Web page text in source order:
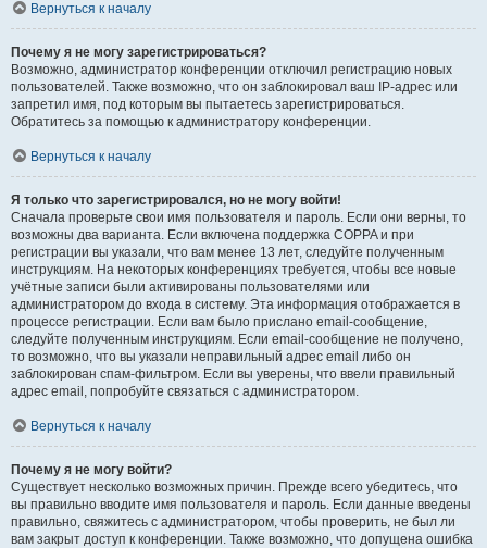
Вернуться к началу
Почему я не могу зарегистрироваться?
Возможно, администратор конференции отключил регистрацию новых
пользователей. Также возможно, что он заблокировал ваш IP-адрес или
запретил имя, под которым вы пытаетесь зарегистрироваться.
Обратитесь за помощью к администратору конференции.
Вернуться к началу
Я только что зарегистрировался, но не могу войти!
Сначала проверьте свои имя пользователя и пароль. Если они верны, то
возможны два варианта. Если включена поддержка COPPA и при
регистрации вы указали, что вам менее 13 лет, следуйте полученным
инструкциям. На некоторых конференциях требуется, чтобы все новые
учётные записи были активированы пользователями или
администратором до входа в систему. Эта информация отображается в
процессе регистрации. Если вам было прислано email-сообщение,
следуйте полученным инструкциям. Если email-сообщение не получено,
то возможно, что вы указали неправильный адрес email либо он
заблокирован спам-фильтром. Если вы уверены, что ввели правильный
адрес email, попробуйте связаться с администратором.
Вернуться к началу
Почему я не могу войти?
Существует несколько возможных причин. Прежде всего убедитесь, что
вы правильно вводите имя пользователя и пароль. Если данные введены
правильно, свяжитесь с администратором, чтобы проверить, не был ли
вам закрыт доступ к конференции. Также возможно, что допущена ошибка